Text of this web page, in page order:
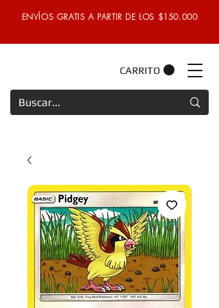
ENVÍOS GRATIS A PARTIR DE LOS $150.000
CARRITO